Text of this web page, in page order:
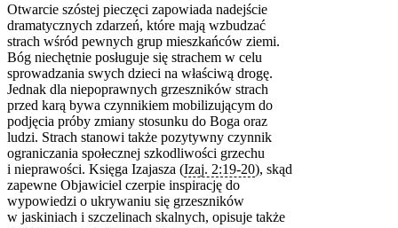
Otwarcie szóstej pieczęci zapowiada nadejście
dramatycznych zdarzeń, które mają wzbudzać
strach wśród pewnych grup mieszkańców ziemi.
Bóg niechętnie posługuje się strachem w celu
sprowadzania swych dzieci na właściwą drogę.
Jednak dla niepoprawnych grzeszników strach
przed karą bywa czynnikiem mobilizującym do
podjęcia próby zmiany stosunku do Boga oraz
ludzi. Strach stanowi także pozytywny czynnik
ograniczania społecznej szkodliwości grzechu
i nieprawości. Księga Izajasza (Izaj. 2:19‑20), skąd
zapewne Objawiciel czerpie inspirację do
wypowiedzi o ukrywaniu się grzeszników
w jaskiniach i szczelinach skalnych, opisuje także